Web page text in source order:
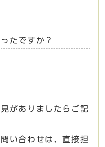
たですか？
がありましたらご記
い合わせは、直接担